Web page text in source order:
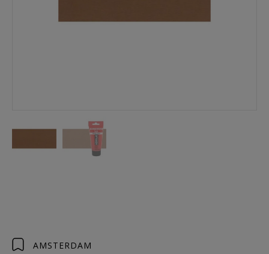
AMSTERDAM